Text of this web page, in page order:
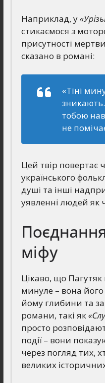
Наприклад, у
стикаємося з
присутності
сказано в романі:
«Тіні
тобою
не
Цей твір повертає
українського
душі та інші
уявленні людей як
Поєднання
міфу
Цікаво, що
минуле – вона
йому глибини та
романи, такі як
просто
події – вони
через погляд тих,
великих